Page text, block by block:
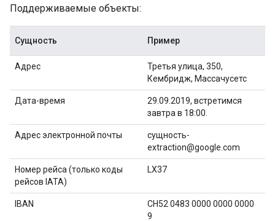
Поддерживаемые объекты:
Сущность Пример
Адрес
Третья улица, 350,
Кембридж, Массачусетс
Дата-время
29.09.2019, встретимся
завтра в 18:00.
Адрес электронной почты
сущность-
extraction@google.com
Номер рейса (только коды
рейсов IATA)
LX37
IBAN
CH52 0483 0000 0000 0000
9